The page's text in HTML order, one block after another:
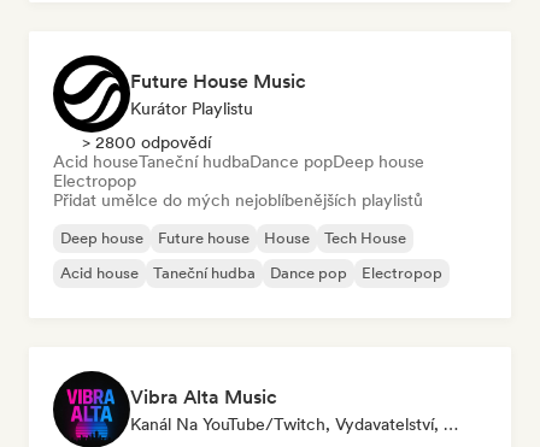
Future House Music
Kurátor Playlistu
> 2800 odpovědí
Acid houseTaneční hudbaDance popDeep house
Electropop
Přidat umělce do mých nejoblíbenějších playlistů
Deep house Future house House
Tech House
Acid house
Taneční hudba Dance pop Electropop
Vibra Alta Music
Kanál Na YouTube/Twitch, Vydavatelství, Média/novinář, Vydavatel, Zvukový Expert